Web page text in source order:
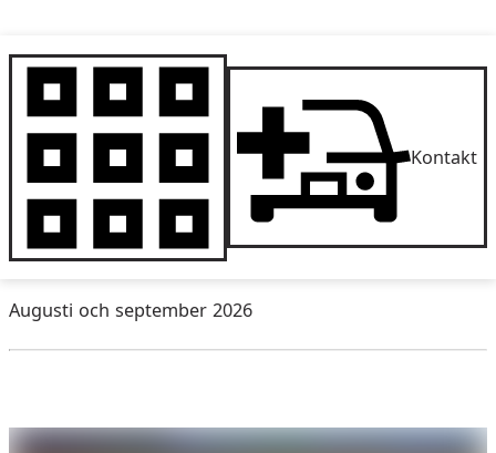
Kontakt
Augusti och september 2026